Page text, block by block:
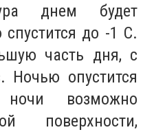
днем будет
до -1 С.
часть дня, с
опустится
возможно
поверхности,